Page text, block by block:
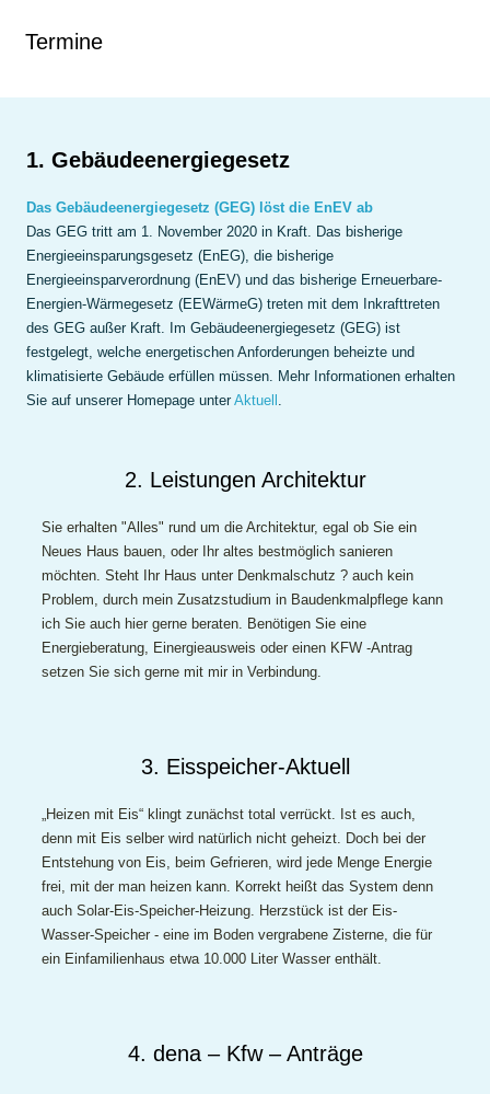
Termine
1. Gebäudeenergiegesetz
Das Gebäudeenergiegesetz (GEG) löst die EnEV ab
Das GEG tritt am 1. November 2020 in Kraft. Das bisherige
Energieeinsparungsgesetz (EnEG), die bisherige
Energieeinsparverordnung (EnEV) und das bisherige Erneuerbare-
Energien-Wärmegesetz (EEWärmeG) treten mit dem Inkrafttreten
des GEG außer Kraft. Im Gebäudeenergiegesetz (GEG) ist
festgelegt, welche energetischen Anforderungen beheizte und
klimatisierte Gebäude erfüllen müssen. Mehr Informationen erhalten
Sie auf unserer Homepage unter Aktuell .
2. Leistungen Architektur
Sie erhalten "Alles" rund um die Architektur, egal ob Sie ein
Neues Haus bauen, oder Ihr altes bestmöglich sanieren
möchten. Steht Ihr Haus unter Denkmalschutz ? auch kein
Problem, durch mein Zusatzstudium in Baudenkmalpflege kann
ich Sie auch hier gerne beraten. Benötigen Sie eine
Energieberatung, Einergieausweis oder einen KFW -Antrag
setzen Sie sich gerne mit mir in Verbindung.
3. Eisspeicher-Aktuell
„Heizen mit Eis“ klingt zunächst total verrückt. Ist es auch,
denn mit Eis selber wird natürlich nicht geheizt. Doch bei der
Entstehung von Eis, beim Gefrieren, wird jede Menge Energie
frei, mit der man heizen kann. Korrekt heißt das System denn
auch Solar-Eis-Speicher-Heizung. Herzstück ist der Eis-
Wasser-Speicher - eine im Boden vergrabene Zisterne, die für
ein Einfamilienhaus etwa 10.000 Liter Wasser enthält.
4. dena – Kfw – Anträge